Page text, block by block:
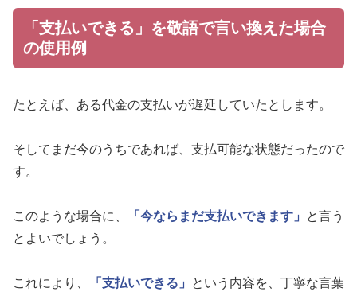
「支払いできる」を敬語で言い換えた場合
の使用例
たとえば、ある代金の支払いが遅延していたとします。
そしてまだ今のうちであれば、支払可能な状態だったので
す。
このような場合に、 「今ならまだ支払いできます」
と言う
とよいでしょう。
これにより、 「支払いできる」
という内容を、丁寧な言葉